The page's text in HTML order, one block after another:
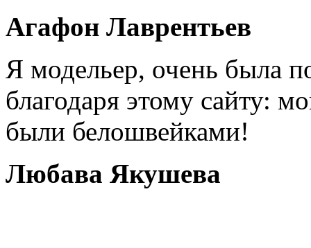
Агафон Лаврентьев
Я модельер, очень была
благодаря этому сайту:
были белошвейками!
Любава Якушева